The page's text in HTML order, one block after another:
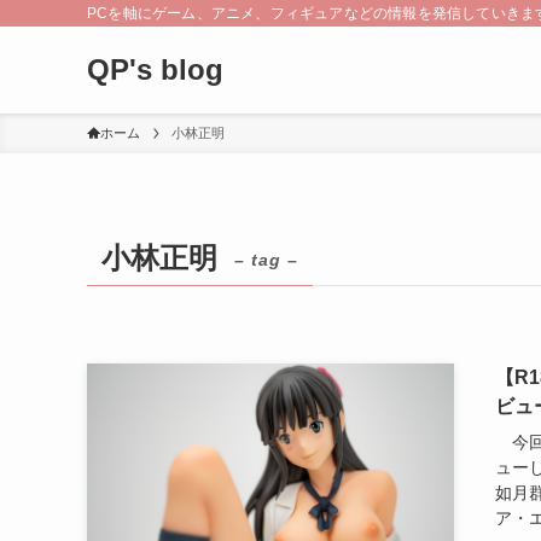
PCを軸にゲーム、アニメ、フィギュアなどの情報を発信していきま
QP's blog
ホーム 小林正明
小林正明 – tag –
【
ビュ
今
ュー
如月
ア・